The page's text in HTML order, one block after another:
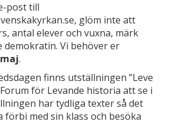
post till
glöm inte att
antal elever och vuxna, märk
demokratin. Vi behöver er
.
finns utställningen ”Leve
för Levande historia att se i
har tydliga texter så det
förbi med sin klass och besöka